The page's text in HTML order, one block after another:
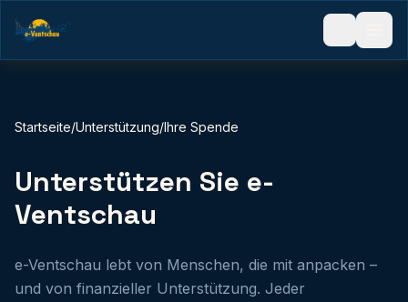
Startseite/Unterstützung/Ihre Spende
Unterstützen Sie e-
Ventschau
e-Ventschau lebt von Menschen, die mit anpacken –
und von finanzieller Unterstützung. Jeder